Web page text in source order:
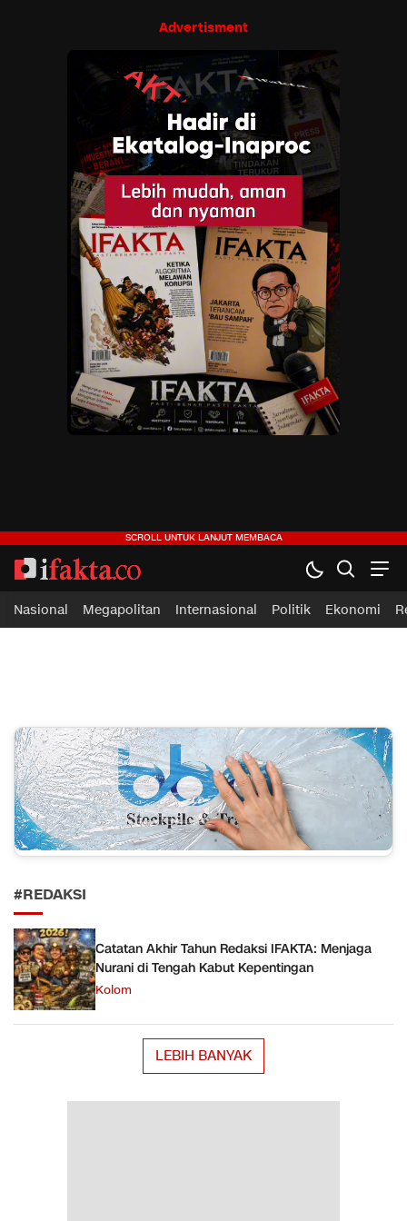
Advertisment
ifakta.co
#pastibenar
Nasional Megapolitan Internasional Politik Ekonomi
#REDAKSI
Catatan Akhir Tahun Redaksi IFAKTA: Menjaga
Nurani di Tengah Kabut Kepentingan
Kolom
LEBIH BANYAK